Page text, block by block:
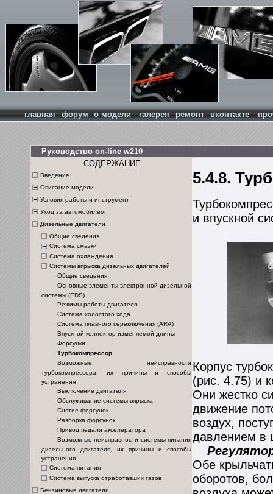
главная форум о модели галерея ремонт вконтакте
Руководство on-line w210
СОДЕРЖАНИЕ
Введение
Описание модели
Условия работы и инструмент
Уход за автомобилем
Дизельные двигатели
Общие сведения
Система смазки
Система охлаждения
Системы впрыска дизельных двигателей
Общие сведения
Основные элементы электронной дизельной
системы (EDS)
Режимы работы двигателя
Система холостого хода
Система плавного переключения (ARA)
Впускной коллектор изменяемой длины
Форсунки
Турбокомпрессор
Возможные неисправности
турбокомпрессора, их причины и способы
устранения
Выключение двигателя
Обслуживание системы впрыска
Снятие форсунок
Разборка форсунок
Привод педали акселератора
Возможные неисправности системы питания
дизельного двигателя, их причины и способы
устранения
Система питания
Система выпуска отработавших газов
Бензиновые двигатели
5.4.8.
и впускной
Корпус
(рис. 4.75) и
Они жестко
движение
воздух,
давлением в
Регулятор
Обе
оборотов,